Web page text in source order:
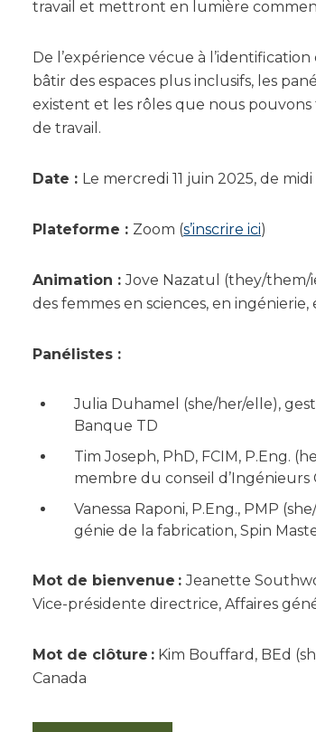
travail et mettront en lumière
De l’expérience vécue à
bâtir des espaces plus inclusifs, les
existent et les rôles que nous
de travail.
Date : Le mercredi 11 juin 2025, de midi
Plateforme : Zoom (s’inscrire ici)
Animation :Jove Nazatul (they/them/
des femmes en sciences, en
Panélistes :
Julia Duhamel (she/her/elle),
Banque TD
Tim Joseph, PhD, FCIM, P.Eng.
membre du conseil d’Ingénieurs
Vanessa Raponi, P.Eng., PMP
génie de la fabrication, Spin
Mot de bienvenue :Jeanette
Vice-présidente directrice, Affaires
Mot de clôture : Kim Bouffard, BEd
Canada